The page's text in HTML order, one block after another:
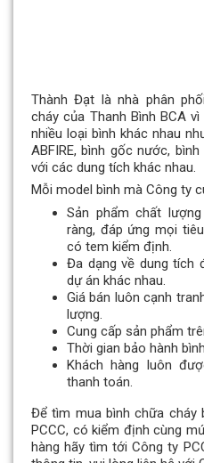
Thành Đạt là nhà phân
cháy của Thanh Bình BCA
nhiều loại bình khác nhau
ABFIRE, bình gốc nước, bình
với các dung tích khác nhau.
Mỗi model bình mà Công ty
Sản phẩm chất
ràng, đáp ứng mọi
có tem kiểm định.
Đa dạng về dung tích
dự án khác nhau.
Giá bán luôn cạnh
lượng.
Cung cấp sản phẩm
Thời gian bảo hành
Khách hàng luôn
thanh toán.
Để tìm mua bình chữa cháy
PCCC, có kiểm định cùng
hàng hãy tìm tới Công ty